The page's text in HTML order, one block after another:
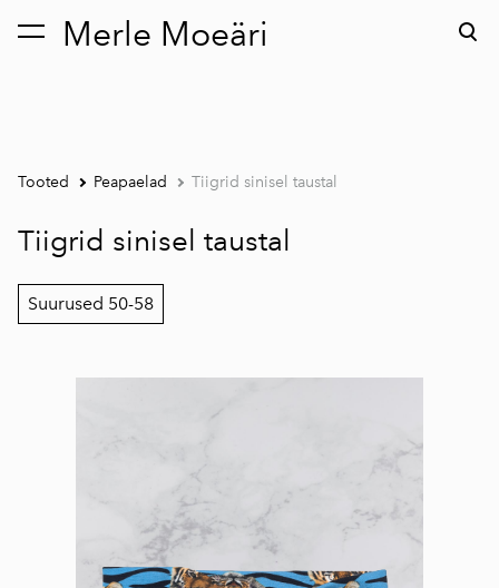
Merle Moeäri
lisati ostukorvi. Vaata ostukorvi
Tooted Peapaelad Tiigrid sinisel taustal
Tiigrid sinisel taustal
Suurused 50-58